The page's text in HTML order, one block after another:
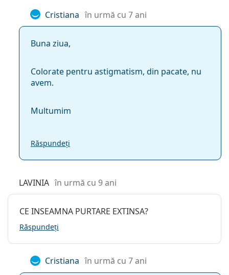
Cristiana în urmă cu 7 ani
Buna ziua,
Colorate pentru astigmatism, din pacate, nu
avem.
Multumim
Răspundeți
LAVINIA în urmă cu 9 ani
CE INSEAMNA PURTARE EXTINSA?
Răspundeți
Cristiana în urmă cu 7 ani